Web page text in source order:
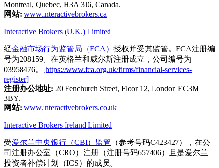
Montreal, Quebec, H3A 3J6, Canada.
网站: www.interactivebrokers.ca
Interactive Brokers (U.K.) Limited
经金融市场行为监管局（FCA） 授权并受其监管。FCA注册编
号为208159。在英格兰和威尔斯注册成立，公司编号为
03958476。 [https://www.fca.org.uk/firms/financial-services-
register]
注册办公地址: 20 Fenchurch Street, Floor 12, London EC3M
3BY.
网站: www.interactivebrokers.co.uk
Interactive Brokers Ireland Limited
受爱尔兰中央银行（CBI）监管 （参考号码C423427），在公
司注册办公室（CRO）注册（注册号码657406）且是爱尔兰
投资者补偿计划（ICS）的成员。